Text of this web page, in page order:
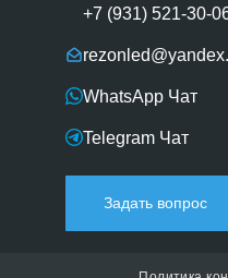
+7 (931) 521-30-
WhatsApp Чат
Telegram Чат
Задать вопрос